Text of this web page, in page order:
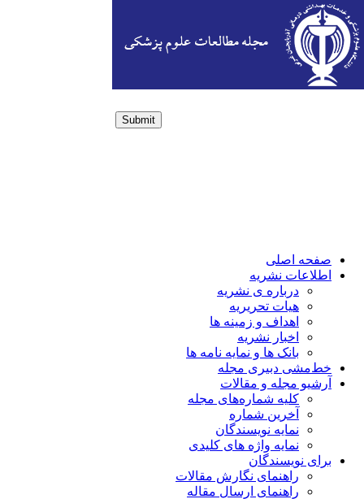
Submit
صفحه اصلی
اطلاعات نشریه
درباره ی نشریه
هیات تحریریه
اهداف و زمینه ها
اخبار نشریه
بانک ها و نمایه نامه ها
خط‌مشی دبیری مجله
آرشیو مجله و مقالات
کلیه شماره‌های مجله
آخرین شماره
نمایه نویسندگان
نمایه واژه های کلیدی
برای نویسندگان
راهنمای نگارش مقالات
راهنمای ارسال مقاله